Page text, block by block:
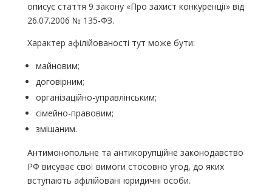
описує стаття 9 закону «Про захист конкуренції» від
26.07.2006 № 135-ФЗ.
Характер афілійованості тут може бути:
майновим;
договірним;
організаційно-управлінським;
сімейно-правовим;
змішаним.
Антимонопольне та антикорупційне законодавство
РФ висуває свої вимоги стосовно угод, до яких
вступають афілійовані юридичні особи.